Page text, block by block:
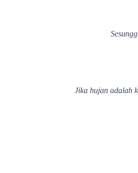
Jika hujan adalah